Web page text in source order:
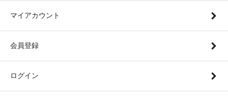
マイアカウント
会員登録
ログイン